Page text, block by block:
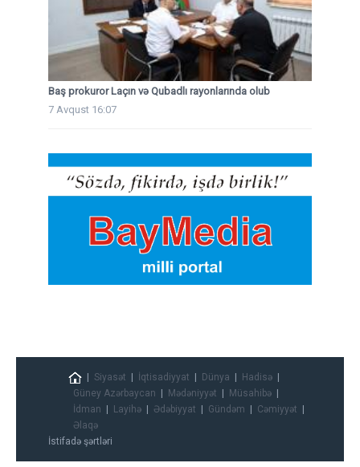
Baş prokuror Laçın və Qubadlı rayonlarında olub
7 Avqust 16:07
Siyasət İqtisadiyyat Dünya
Hadisə
Güney Azərbaycan
Mədəniyyət
Müsahibə
İdman
Layihə Ədəbiyyat Gündəm
Cəmiyyət
Əlaqə
İstifadə şərtləri